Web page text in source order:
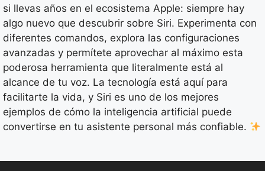
si llevas años en el ecosistema Apple: siempre hay
algo nuevo que descubrir sobre Siri. Experimenta con
diferentes comandos, explora las configuraciones
avanzadas y permítete aprovechar al máximo esta
poderosa herramienta que literalmente está al
alcance de tu voz. La tecnología está aquí para
facilitarte la vida, y Siri es uno de los mejores
ejemplos de cómo la inteligencia artificial puede
convertirse en tu asistente personal más confiable.